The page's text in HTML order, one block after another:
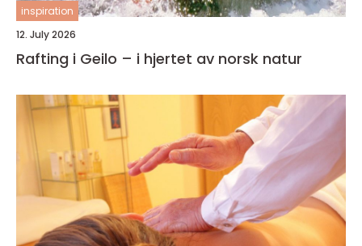
inspiration
12. July 2026
Rafting i Geilo – i hjertet av norsk natur